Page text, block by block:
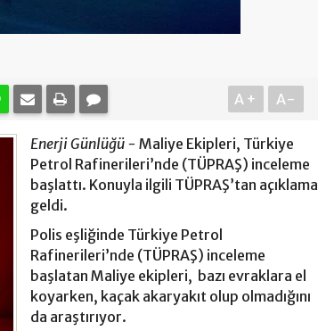
A+ A-
Enerji Günlüğü - Maliye Ekipleri, Türkiye
Petrol Rafinerileri’nde (TÜPRAŞ) inceleme
başlattı. Konuyla ilgili TÜPRAŞ’tan açıklama
geldi.
Polis eşliğinde Türkiye Petrol
Rafinerileri’nde (TÜPRAŞ) inceleme
başlatan Maliye ekipleri, bazı evraklara el
koyarken, kaçak akaryakıt olup olmadığını
da araştırıyor.